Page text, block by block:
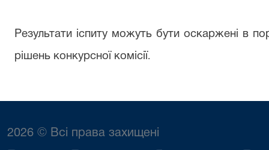
Результати іспиту можуть бути оскаржені в
рішень конкурсної комісії.
2026 © Всі права захищені